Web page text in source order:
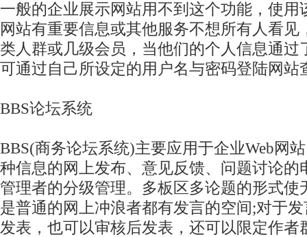
一般的企业展示网站用不到这个功能，使用
网站有重要信息或其他服务不想所有人看见
类人群或几级会员，当他们的个人信息通过
可通过自己所设定的用户名与密码登陆网站
BBS论坛系统
BBS(商务论坛系统)主要应用于企业Web网
种信息的网上发布、意见反馈、问题讨论的
管理者的分级管理。多板区多论题的形式使
是普通的网上冲浪者都有发言的空间;对于
发表，也可以审核后发表，还可以限定作者